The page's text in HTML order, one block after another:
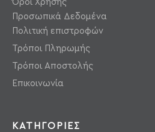
Όροι Χρήσης
Προσωπικά Δεδομένα
Πολιτική επιστροφών
Τρόποι Πληρωμής
Τρόποι Αποστολής
Επικοινωνία
ΚΑΤΗΓΟΡΙΕΣ